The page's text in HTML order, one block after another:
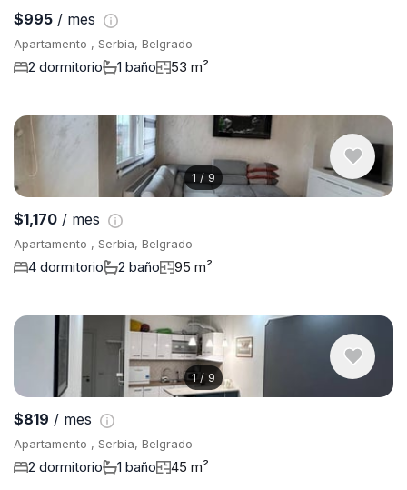
$995 / mes
Apartamento , Serbia, Belgrado
2 dormitorio 1 baño 53 m²
1 / 9
$1,170 / mes
Apartamento , Serbia, Belgrado
4 dormitorio 2 baño 95 m²
1/ 9
$819 / mes
Apartamento , Serbia, Belgrado
2 dormitorio 1 baño 45 m²